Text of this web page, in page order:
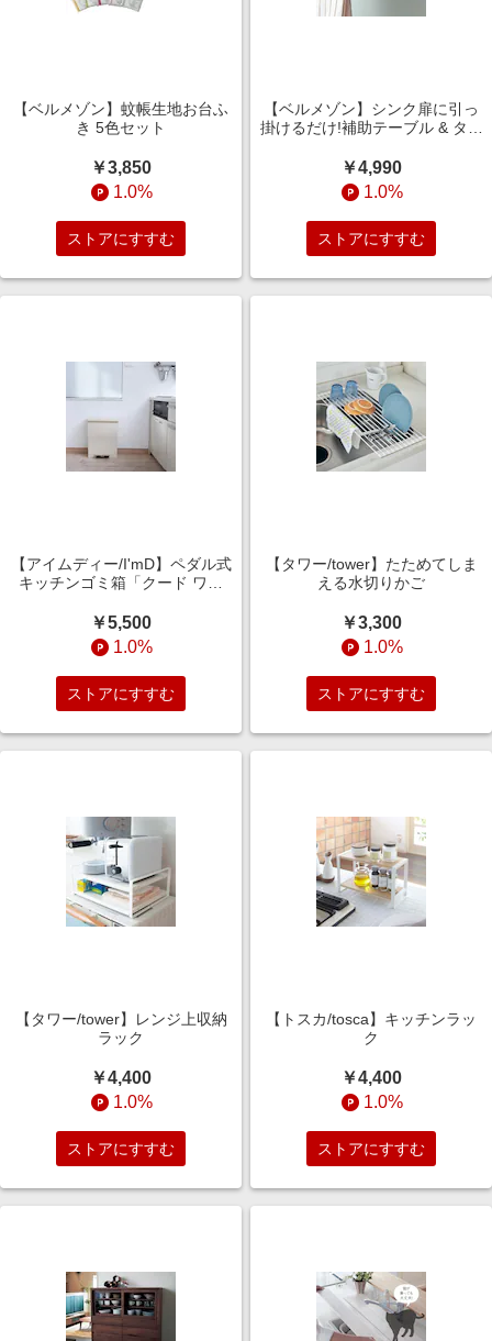
【ベルメゾン】蚊帳生地お台ふ
き 5色セット
￥3,850
1.0%
ストアにすすむ
【ベルメゾン】シンク扉に引っ
掛けるだけ!補助テーブル & タオ
￥4,990
1.0%
ストアにすすむ
【アイムディー/I'mD】ペダル式
キッチンゴミ箱「クード ワイ
￥5,500
1.0%
ストアにすすむ
【タワー/tower】たためてしま
える水切りかご
￥3,300
1.0%
ストアにすすむ
【タワー/tower】レンジ上収納
ラック
￥4,400
1.0%
ストアにすすむ
【トスカ/tosca】キッチンラッ
ク
￥4,400
1.0%
ストアにすすむ